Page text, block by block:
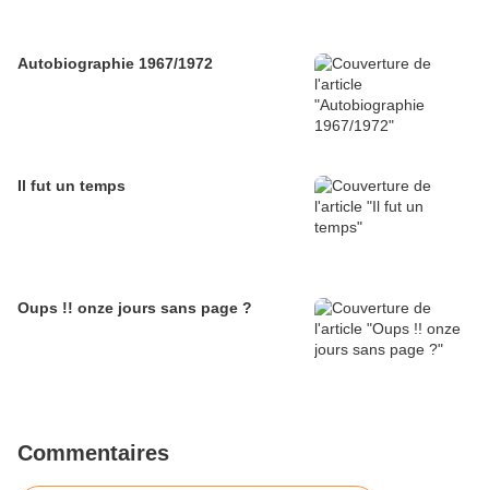
Autobiographie 1967/1972
Il fut un temps
Oups !! onze jours sans page ?
Commentaires